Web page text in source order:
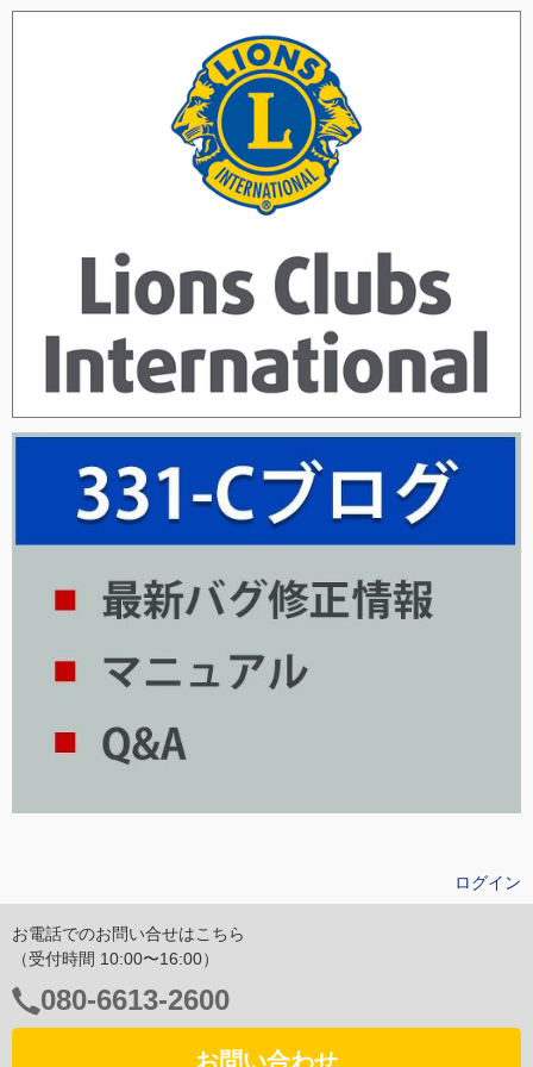
ログイン
お電話でのお問い合せはこちら
（受付時間 10:00〜16:00）
電
話
080-6613-2600
お問い合わせ